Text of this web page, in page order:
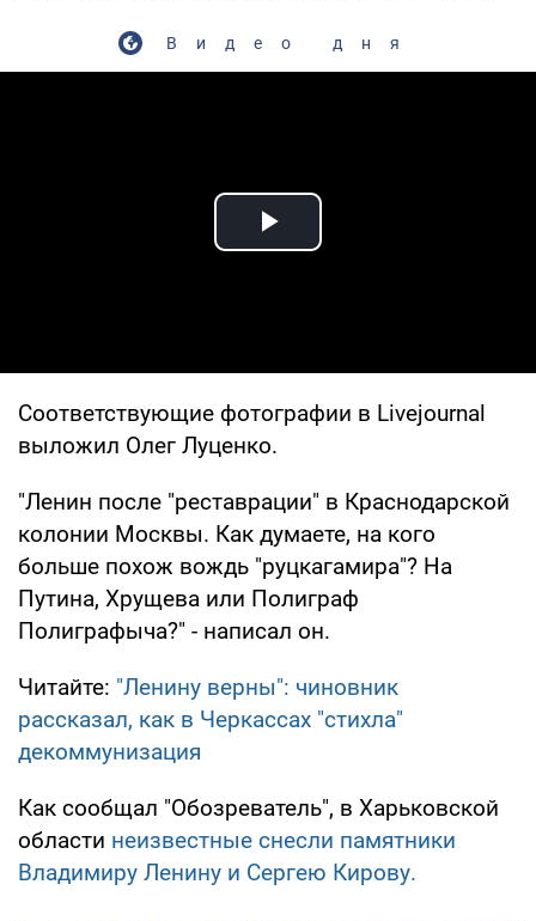
Видео дня
Play Video
Соответствующие фотографии в Livejournal
выложил Олег Луценко.
"Ленин после "реставрации" в Краснодарской
колонии Москвы. Как думаете, на кого
больше похож вождь "руцкагамира"? На
Путина, Хрущева или Полиграф
Полиграфыча?" - написал он.
Читайте: "Ленину верны": чиновник
рассказал, как в Черкассах "стихла"
декоммунизация
Как сообщал "Обозреватель", в Харьковской
области неизвестные снесли памятники
Владимиру Ленину и Сергею Кирову.